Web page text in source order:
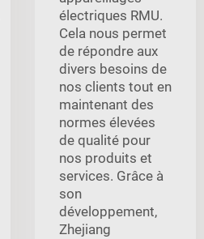
électriques RMU.
Cela nous permet
de répondre aux
divers besoins de
nos clients tout en
maintenant des
normes élevées
de qualité pour
nos produits et
services. Grâce à
son
développement,
Zhejiang